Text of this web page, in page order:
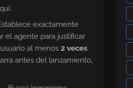
exactamente
el agente para justificar
al menos 2 veces
antes del lanzamiento,